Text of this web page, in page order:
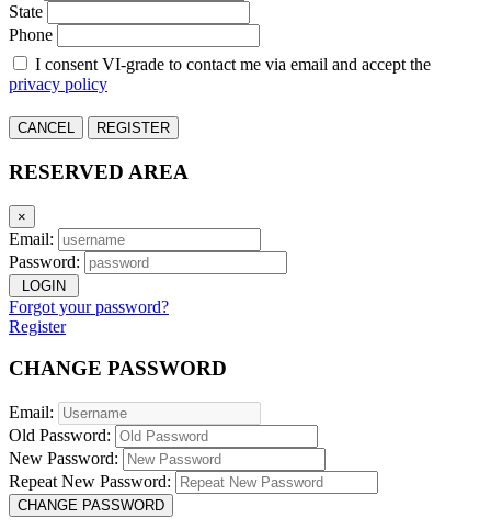
State
Phone
I consent VI-grade to contact me via email and accept the
privacy policy
CANCEL REGISTER
RESERVED AREA
×
Email:
Password:
LOGIN
Forgot your password?
Register
CHANGE PASSWORD
Email:
Old Password:
New Password:
Repeat New Password:
CHANGE PASSWORD